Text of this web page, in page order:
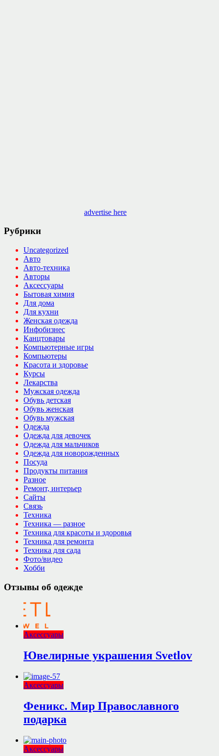
advertise here
Рубрики
Uncategorized
Авто
Авто-техника
Авторы
Аксессуары
Бытовая химия
Для дома
Для кухни
Женская одежда
Инфобизнес
Канцтовары
Компьютерные игры
Компьютеры
Красота и здоровье
Курсы
Лекарства
Мужская одежда
Обувь детская
Обувь женская
Обувь мужская
Одежда
Одежда для девочек
Одежда для мальчиков
Одежда для новорожденных
Посуда
Продукты питания
Разное
Ремонт, интерьер
Сайты
Связь
Техника
Техника — разное
Техника для красоты и здоровья
Техника для ремонта
Техника для сада
Фото/видео
Хобби
Отзывы об одежде
Аксессуары
Ювелирные украшения Svetlov
Аксессуары
Феникс. Мир Православного
подарка
Аксессуары